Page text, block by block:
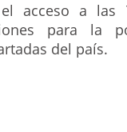
acceso a las
para la
del país.